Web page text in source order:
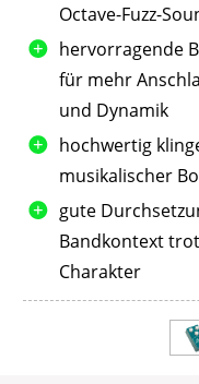
Octave-Fuzz-
hervorragende
für mehr
und Dynamik
hochwertig
musikalischer
gute
Bandkontext
Charakter